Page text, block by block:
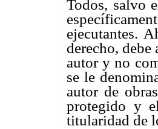
Todos, salvo
ejecutantes.
derecho, debe
autor y no
se le
autor de
protegido y
titularidad de